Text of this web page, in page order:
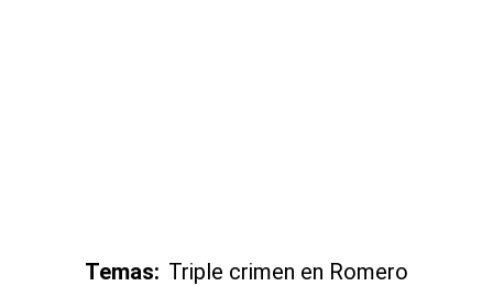
Temas: Triple crimen en Romero